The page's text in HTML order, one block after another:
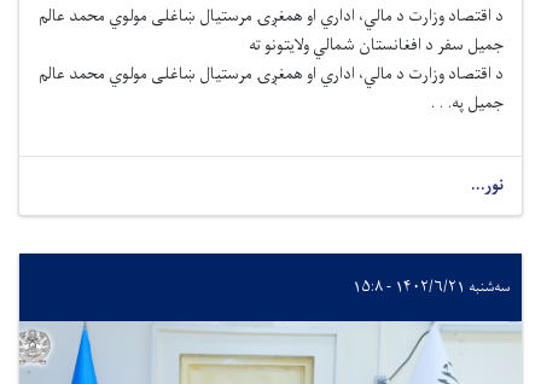
د اقتصاد وزارت د مالي، اداري او همغږۍ مرستیال ښاغلی مولوي محمد عالم
جمیل سفر د افغانستان شمالي ولایتونو ته
د اقتصاد وزارت د مالي، اداري او همغږۍ مرستیال ښاغلی مولوي محمد عالم
جمیل په. . .
نور...
سه‌شنبه ۱۴۰۲/۶/۲۱ - ۱۵:۸